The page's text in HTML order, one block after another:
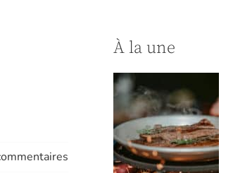
À la une